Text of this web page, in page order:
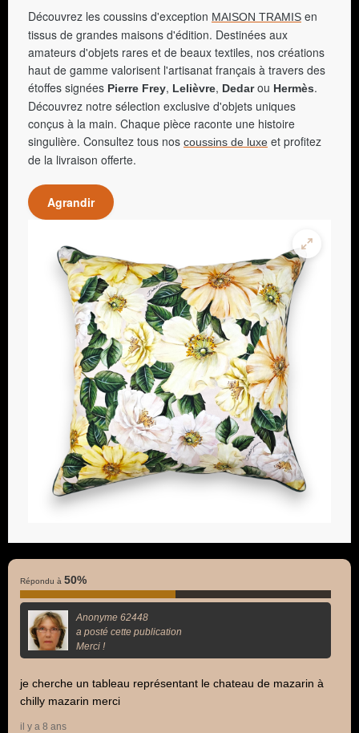
Découvrez les coussins d'exception MAISON TRAMIS en
tissus de grandes maisons d'édition. Destinées aux
amateurs d'objets rares et de beaux textiles, nos créations
haut de gamme valorisent l'artisanat français à travers des
étoffes signées Pierre Frey, Lelièvre, Dedarou Hermès.
Découvrez notre sélection exclusive d'objets uniques
conçus à la main. Chaque pièce raconte une histoire
singulière. Consultez tous nos coussins de luxe et profitez
de la livraison offerte.
Agrandir
Répondu à 50%
Anonyme 62448
a posté cette publication
Merci !
je cherche un tableau représentant le chateau de mazarin à
chilly mazarin merci
il y a 8 ans